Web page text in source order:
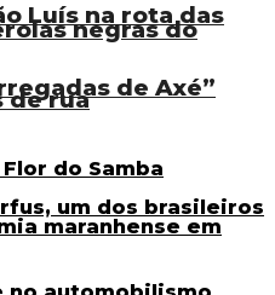
negras do
de Axé”
Luís na rota das
de rua